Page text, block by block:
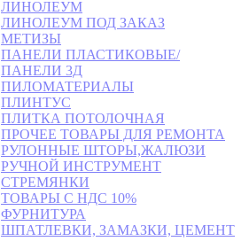
ЛИНОЛЕУМ
ЛИНОЛЕУМ ПОД ЗАКАЗ
МЕТИЗЫ
ПАНЕЛИ ПЛАСТИКОВЫЕ/
ПАНЕЛИ 3Д
ПИЛОМАТЕРИАЛЫ
ПЛИНТУС
ПЛИТКА ПОТОЛОЧНАЯ
ПРОЧЕЕ ТОВАРЫ ДЛЯ РЕМОНТА
РУЛОННЫЕ ШТОРЫ,ЖАЛЮЗИ
РУЧНОЙ ИНСТРУМЕНТ
СТРЕМЯНКИ
ТОВАРЫ С НДС 10%
ФУРНИТУРА
ШПАТЛЕВКИ, ЗАМАЗКИ, ЦЕМЕНТ